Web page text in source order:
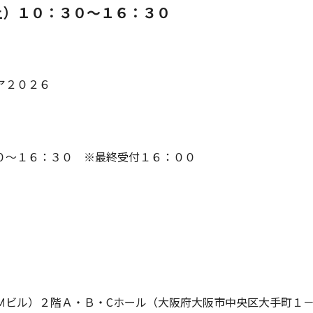
１０：３０～１６：３０
０２６
１６：３０ ※最終受付１６：００
）２階Ａ・Ｂ・Cホール（大阪府大阪市中央区大手町１－